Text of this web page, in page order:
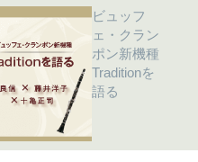
ビュッフ
ェ・クラン
ポン新機種
Traditionを
語る